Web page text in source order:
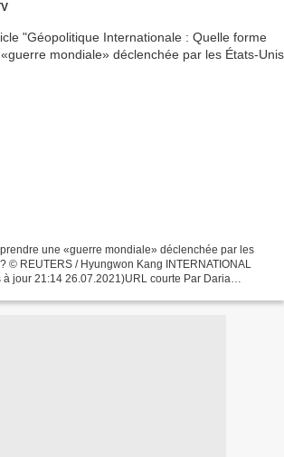
une «guerre mondiale» déclenchée par les
© REUTERS / Hyungwon Kang INTERNATIONAL
jour 21:14 26.07.2021)URL courte Par Daria